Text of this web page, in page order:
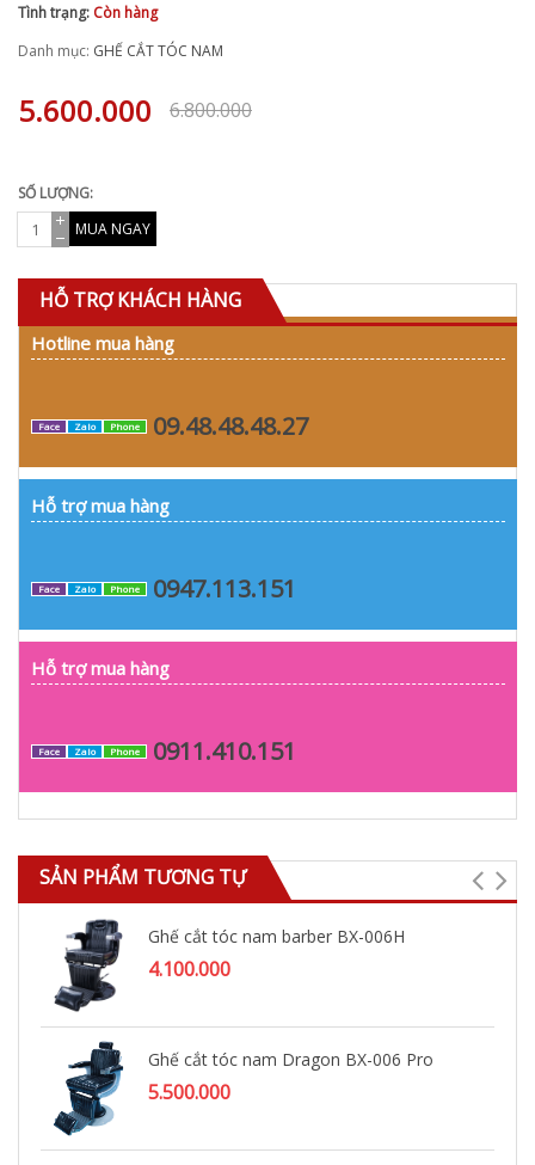
Tình trạng: Còn hàng
Danh mục: GHẾ CẮT TÓC NAM
6.800.000
5.600.000
SỐ LƯỢNG:
MUA NGAY
HỖ TRỢ KHÁCH HÀNG
Hotline mua hàng
Face Zalo Phone 09.48.48.48.27
Hỗ trợ mua hàng
Face Zalo Phone 0947.113.151
Hỗ trợ mua hàng
Face Zalo Phone 0911.410.151
SẢN PHẨM TƯƠNG TỰ
Ghế cắt tóc nam barber BX-006H
4.100.000
Ghế cắt tóc nam Dragon BX-006 Pro
5.500.000